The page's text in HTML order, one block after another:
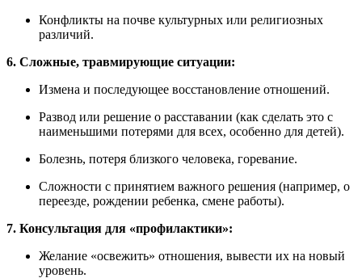
Конфликты на почве культурных или религиозных
различий.
6. Сложные, травмирующие ситуации:
Измена и последующее восстановление отношений.
Развод или решение о расставании (как сделать это с
наименьшими потерями для всех, особенно для детей).
Болезнь, потеря близкого человека, горевание.
Сложности с принятием важного решения (например, о
переезде, рождении ребенка, смене работы).
7. Консультация для «профилактики»:
Желание «освежить» отношения, вывести их на новый
уровень.